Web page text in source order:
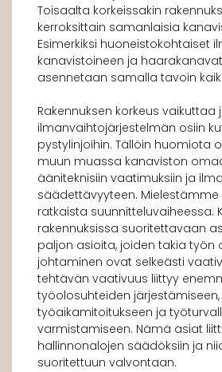
Toisaalta korkeissakin
kerroksittain samanlaisia
Esimerkiksi huoneistokohtaiset
kanavistoineen ja
asennetaan samalla tavoin
Rakennuksen korkeus vaikuttaa
ilmanvaihtojärjestelmän osiin
pystylinjoihin. Tällöin huomiota
muun muassa kanaviston
ääniteknisiin vaatimuksiin ja
säädettävyyteen.
ratkaista suunnitteluvaiheessa.
rakennuksissa suoritettavaan
paljon asioita, joiden takia työn
johtaminen ovat selkeästi
tehtävän vaativuus liittyy
työolosuhteiden järjestämiseen,
työaikamitoitukseen ja
varmistamiseen. Nämä asiat
hallinnonalojen säädöksiin ja
suoritettuun valvontaan.